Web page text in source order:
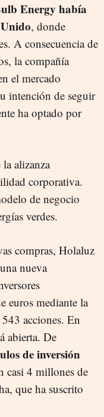
Energy había
, donde
A consecuencia de
la compañía
el mercado
intención de seguir
ha optado por
alizanza
corporativa.
de negocio
verdes.
compras, Holaluz
nueva
euros mediante la
acciones. En
abierta. De
de inversión
casi 4 millones de
que ha suscrito